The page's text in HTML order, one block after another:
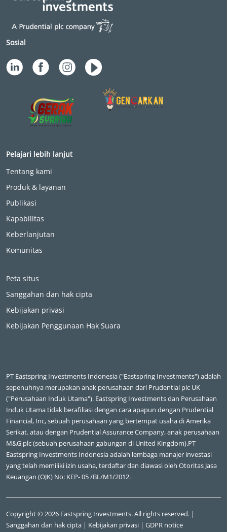
Sosial
Pelajari lebih lanjut
Tentang kami
Produk & layanan
Publikasi
Kapabilitas
Keberlanjutan
Komunitas
Peta situs
Sanggahan dan hak cipta
Kebijakan privasi
Kebijakan Penggunaan Hak Suara
PT Eastspring Investments Indonesia ("Eastspring Investments") adalah
sepenuhnya merupakan anak perusahaan dari Prudential plc UK
("Perusahaan Induk Utama"). Eastspring Investments dan Perusahaan
Induk Utama tidak berafiliasi dengan cara apapun dengan Prudential
Financial, Inc, sebuah perusahaan yang bertempat usaha di Amerika
Serikat. atau dengan Prudential Assurance Company, anak perusahaan
M&G plc (sebuah perusahaan gabungan di United Kingdom).PT
Eastspring Investments Indonesia adalah lembaga manajer investasi
yang telah memiliki izin usaha, terdaftar dan diawasi oleh Otoritas Jasa
Keuangan (OJK) No: KEP- 05 /BL/M1/2012.
Copyright © 2026 Eastspring Investments. All rights reserved. |
Sanggahan dan hak cipta | Kebijakan privasi | GDPR notice